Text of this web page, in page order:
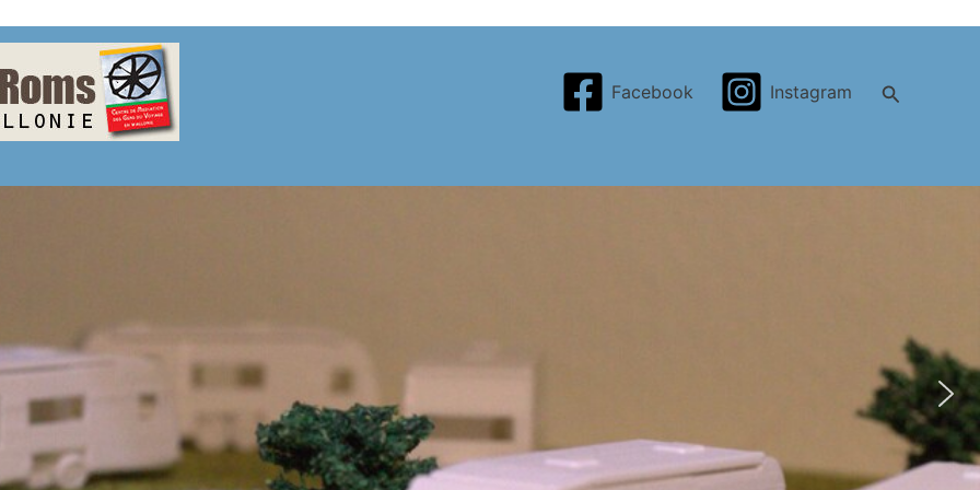
Facebook Instagram Search